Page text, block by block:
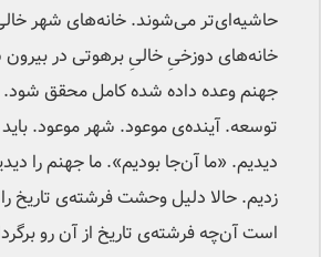
حاشیه‌ای‌تر می‌شوند. خانه‌های شهر
خانه‌های دوزخیِ خالیِ برهوتی در بیرون
جهنم وعده داده شده کامل محقق
توسعه. آینده‌ی موعود. شهر موعود. باید
دیدیم. «ما آن‌جا بودیم». ما جهنم را
زدیم. حالا دلیل وحشت فرشته‌ی تاریخ
است آن‌چه فرشته‌ی تاریخ از آن رو